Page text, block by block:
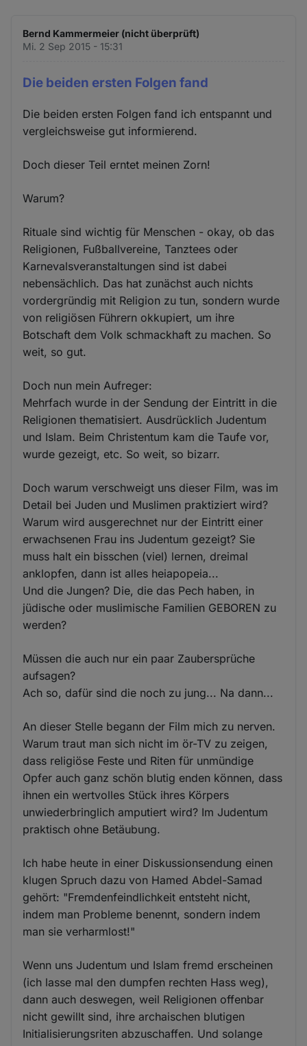
Bernd Kammermeier (nicht überprüft)
Mi. 2 Sep 2015 - 15:31
Die beiden ersten Folgen fand
Die beiden ersten Folgen fand ich entspannt und
vergleichsweise gut informierend.
Doch dieser Teil erntet meinen Zorn!
Warum?
Rituale sind wichtig für Menschen - okay, ob das
Religionen, Fußballvereine, Tanztees oder
Karnevalsveranstaltungen sind ist dabei
nebensächlich. Das hat zunächst auch nichts
vordergründig mit Religion zu tun, sondern wurde
von religiösen Führern okkupiert, um ihre
Botschaft dem Volk schmackhaft zu machen. So
weit, so gut.
Doch nun mein Aufreger:
Mehrfach wurde in der Sendung der Eintritt in die
Religionen thematisiert. Ausdrücklich Judentum
und Islam. Beim Christentum kam die Taufe vor,
wurde gezeigt, etc. So weit, so bizarr.
Doch warum verschweigt uns dieser Film, was im
Detail bei Juden und Muslimen praktiziert wird?
Warum wird ausgerechnet nur der Eintritt einer
erwachsenen Frau ins Judentum gezeigt? Sie
muss halt ein bisschen (viel) lernen, dreimal
anklopfen, dann ist alles heiapopeia...
Und die Jungen? Die, die das Pech haben, in
jüdische oder muslimische Familien GEBOREN zu
werden?
Müssen die auch nur ein paar Zaubersprüche
aufsagen?
Ach so, dafür sind die noch zu jung... Na dann...
An dieser Stelle begann der Film mich zu nerven.
Warum traut man sich nicht im ör-TV zu zeigen,
dass religiöse Feste und Riten für unmündige
Opfer auch ganz schön blutig enden können, dass
ihnen ein wertvolles Stück ihres Körpers
unwiederbringlich amputiert wird? Im Judentum
praktisch ohne Betäubung.
Ich habe heute in einer Diskussionsendung einen
klugen Spruch dazu von Hamed Abdel-Samad
gehört: "Fremdenfeindlichkeit entsteht nicht,
indem man Probleme benennt, sondern indem
man sie verharmlost!"
Wenn uns Judentum und Islam fremd erscheinen
(ich lasse mal den dumpfen rechten Hass weg),
dann auch deswegen, weil Religionen offenbar
nicht gewillt sind, ihre archaischen blutigen
Initialisierungsriten abzuschaffen. Und solange